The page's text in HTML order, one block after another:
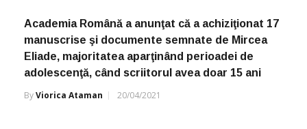
Academia Română a anunţat că a achiziţionat 17
manuscrise şi documente semnate de Mircea
Eliade, majoritatea aparţinând perioadei de
adolescenţă, când scriitorul avea doar 15 ani
ByViorica Ataman 20/04/2021